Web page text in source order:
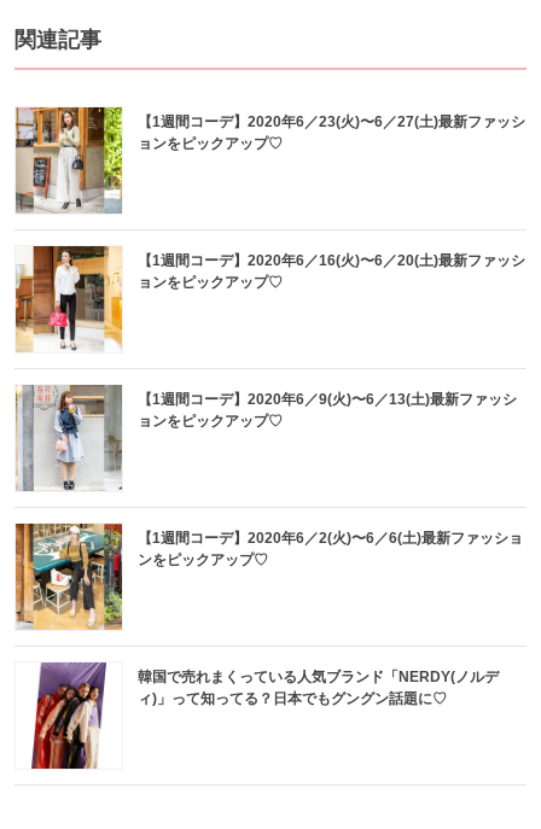
関連記事
【1週間コーデ】2020年6／23(火)〜6／27(土)最新ファッシ
ョンをピックアップ♡
【1週間コーデ】2020年6／16(火)〜6／20(土)最新ファッシ
ョンをピックアップ♡
【1週間コーデ】2020年6／9(火)〜6／13(土)最新ファッシ
ョンをピックアップ♡
【1週間コーデ】2020年6／2(火)〜6／6(土)最新ファッショ
ンをピックアップ♡
韓国で売れまくっている人気ブランド「NERDY(ノルデ
ィ)」って知ってる？日本でもグングン話題に♡